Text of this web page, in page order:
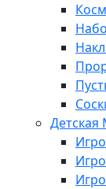
Детская